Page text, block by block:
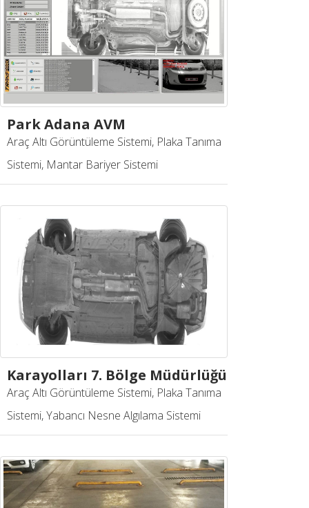
Park Adana AVM
Araç Altı Görüntüleme Sistemi, Plaka Tanıma
Sistemi, Mantar Bariyer Sistemi
Karayolları 7. Bölge Müdürlüğü
Araç Altı Görüntüleme Sistemi, Plaka Tanıma
Sistemi, Yabancı Nesne Algılama Sistemi